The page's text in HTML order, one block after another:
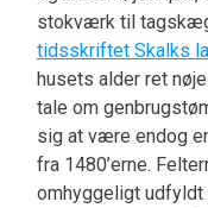
stokværk til
tidsskriftet Skalks
husets alder ret
tale om
sig at være endog
fra 1480’erne.
omhyggeligt